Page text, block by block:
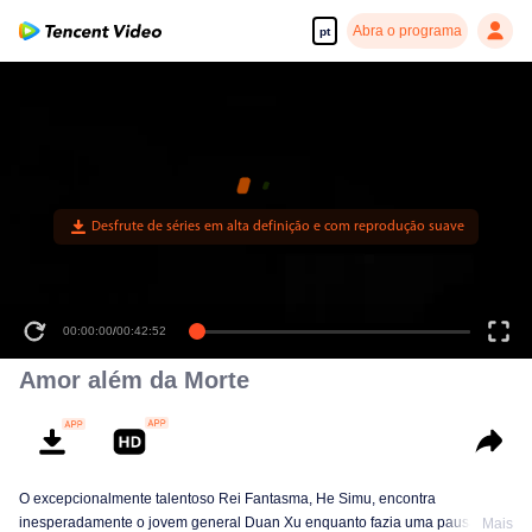
pt Abra o programa
00:00:00/00:42:52
Amor além da Morte
O excepcionalmente talentoso Rei Fantasma, He Simu, encontra
inesperadamente o jovem general Duan Xu enquanto fazia uma pausa para
Mais